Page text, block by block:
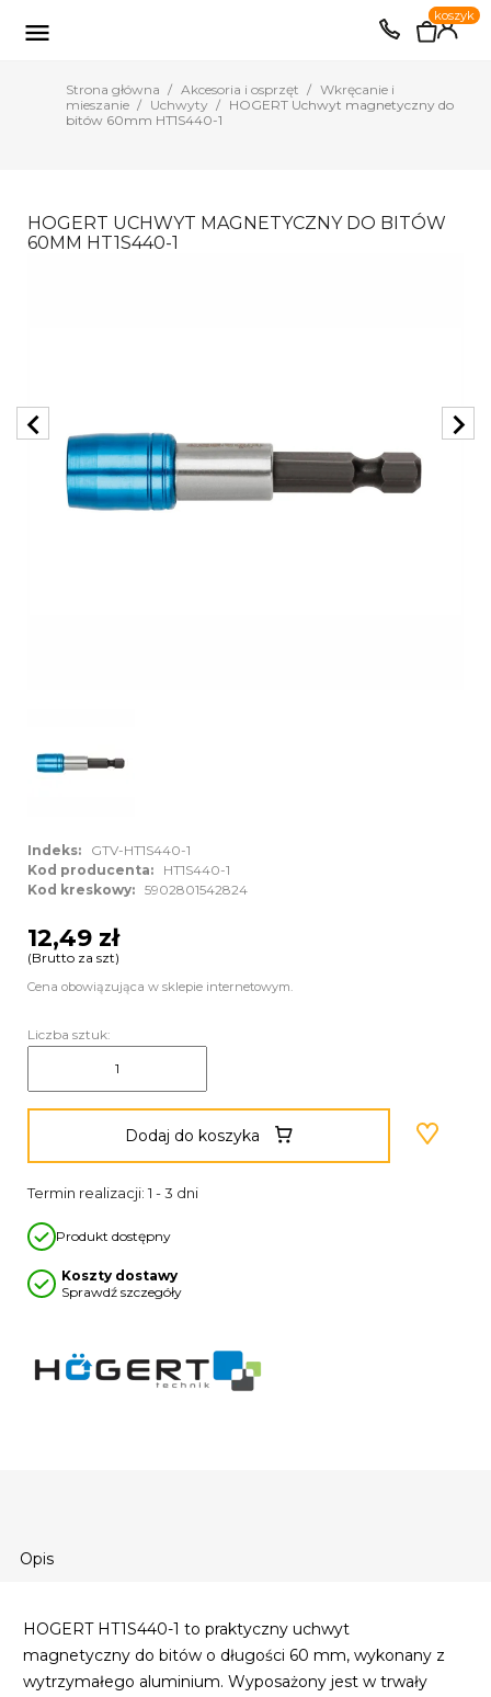
EUR PLN

0
koszyk
Strona główna Akcesoria i osprzęt
Wkręcanie i
mieszanie
Uchwyty
HOGERT Uchwyt magnetyczny do
bitów 60mm HT1S440-1
Opis
HOGERT HT1S440-1 to praktyczny uchwyt
magnetyczny do bitów o długości 60 mm, wykonany z
wytrzymałego aluminium. Wyposażony jest w trwały
HOGERT UCHWYT MAGNETYCZNY DO BITÓW
60MM HT1S440-1
chevron_left chevron_right
Indeks:
GTV-HT1S440-1
Kod producenta:
HT1S440-1
Kod kreskowy: 5902801542824
12,49 zł
(Brutto za szt)
Cena obowiązująca w sklepie internetowym.
Liczba sztuk:
Dodaj do koszyka
Termin realizacji: 1 - 3 dni
Produkt dostępny
Koszty dostawy
Sprawdź szczegóły